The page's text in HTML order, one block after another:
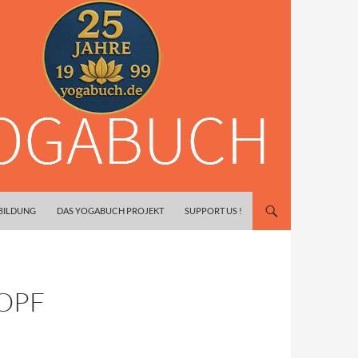
DAS YOGABUCH PROJEKT SUPPORT US !